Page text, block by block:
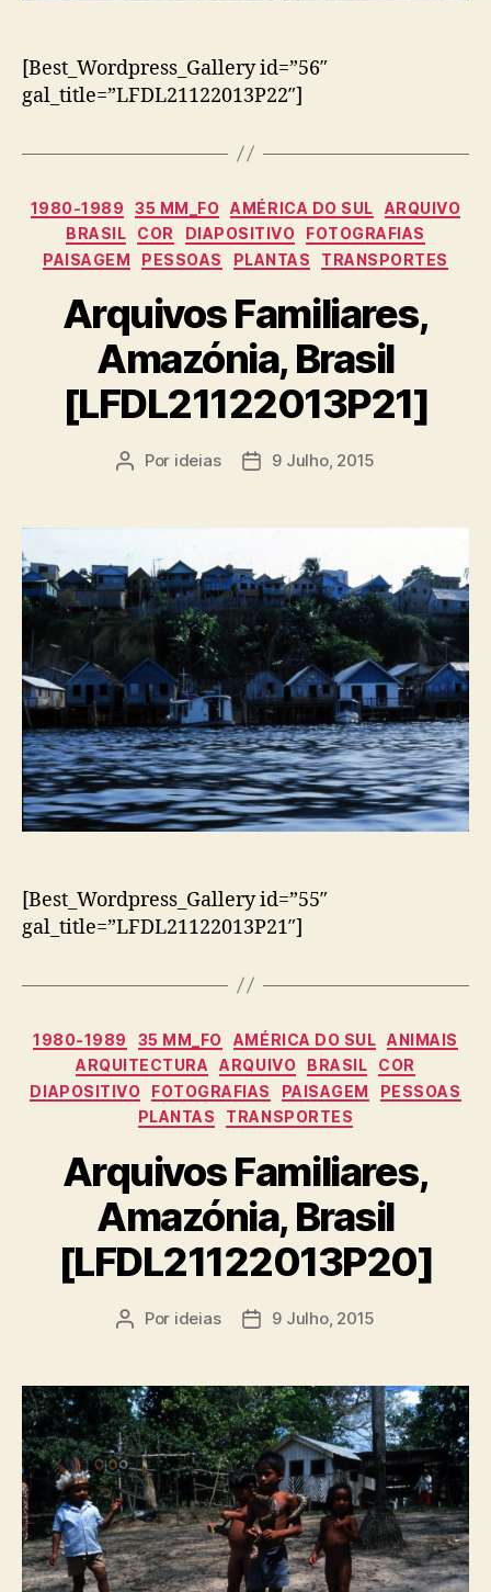
[Best_Wordpress_Gallery id=”56″
gal_title=”LFDL21122013P22″]
Categorias
1980-1989 35 MM_FO AMÉRICA DO SUL
ARQUIVO
BRASIL
COR DIAPOSITIVO
FOTOGRAFIAS
PAISAGEM
PESSOAS PLANTAS TRANSPORTES
Arquivos Familiares,
Amazónia, Brasil
[LFDL21122013P21]
Autor
Por ideias
Data9 Julho, 2015
[Best_Wordpress_Gallery id=”55″
gal_title=”LFDL21122013P21″]
Categorias
1980-1989 35 MM_FO AMÉRICA DO SUL ANIMAIS
ARQUITECTURA
ARQUIVO BRASIL
COR
DIAPOSITIVO
FOTOGRAFIAS PAISAGEM
PESSOAS
PLANTAS
TRANSPORTES
Arquivos Familiares,
Amazónia, Brasil
[LFDL21122013P20]
Autor
Por ideias
Data9 Julho, 2015